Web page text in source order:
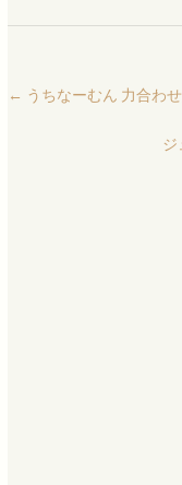
← うちなーむん 力合わ
ジ